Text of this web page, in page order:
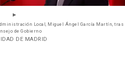
Local, Miguel Ángel García Martín, tras
de Gobierno
DE MADRID